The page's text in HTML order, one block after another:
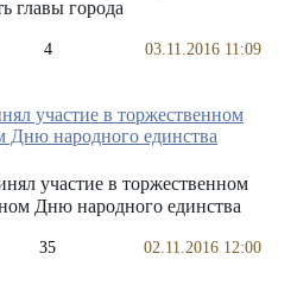
главы города
4 03.11.2016 11:09
участие в торжественном
Дню народного единства
35 02.11.2016 12:00